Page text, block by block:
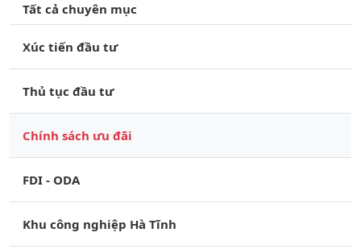
Tất cả chuyên mục
Xúc tiến đầu tư
Thủ tục đầu tư
Chính sách ưu đãi
FDI - ODA
Khu công nghiệp Hà Tĩnh